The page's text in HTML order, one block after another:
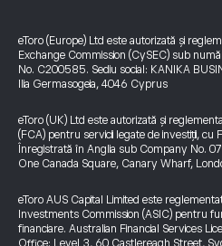
eToro (Europe) Ltd este autorizată și
Exchange Commission (CySEC) sub
No. C200585. Sediu social: KANIKA
Ilia Germasogeia, 4046 Cyprus
eToro (UK) Ltd este autorizată și
(FCA) pentru servicii legate de investiții,
Înregistrată în Anglia sub Company No.
One Canada Square, Canary Wharf,
eToro AUS Capital Limited este
Investments Commission (ASIC) pentru
financiare. Australian Financial Services
Office: Level 3, 60 Castlereagh Street,